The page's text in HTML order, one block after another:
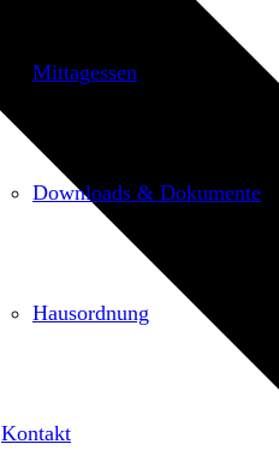
Mittagessen
Downloads & Dokumente
Hausordnung
Kontakt